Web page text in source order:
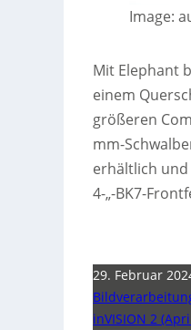
Image:
Mit Elephant
einem
größeren
mm-
erhältlich
4-„-BK7-
29. Februar
inVISION 2